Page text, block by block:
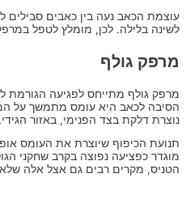
עוצמת הכאב נעה בין כאבים סבילים
לשינה בלילה. לכן, מומלץ לטפל
מרפק גולף
מרפק גולף מתייחס לפגיעה הגורמת
הסיבה לכאב היא עומס מתמשך על
נוצרת דלקת בצד הפנימי, באזור
תנועת הכיפוף שיוצרת את העומס
מוגדר כפציעה נפוצה בקרב שחקני
הטניס, מקרים רבים גם אצל אלה